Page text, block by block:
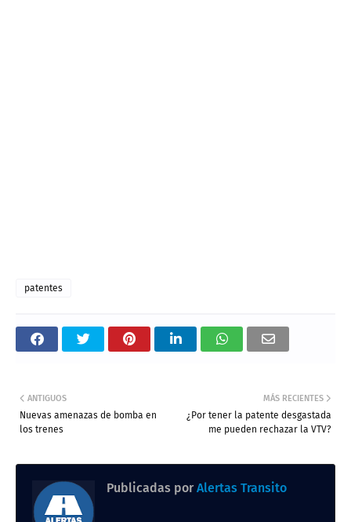
patentes
MÁS RECIENTES
¿Por tener la patente desgastada
me pueden rechazar la VTV?
ANTIGUOS
Nuevas amenazas de bomba en
los trenes
Publicadas por Alertas Transito